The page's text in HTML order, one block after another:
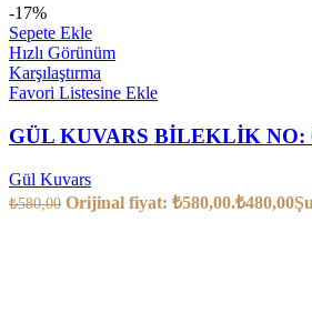
-17%
Sepete Ekle
Hızlı Görünüm
Karşılaştırma
Favori Listesine Ekle
GÜL KUVARS BİLEKLİK NO:
Gül Kuvars
₺580,00 Orijinal fiyat: ₺580,00.₺480,00